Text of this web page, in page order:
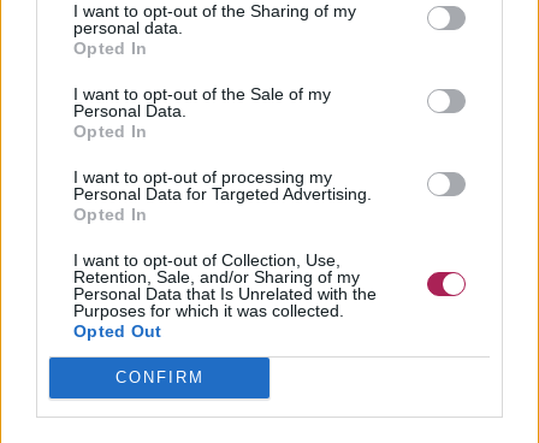
I want to opt-out of the Sharing of my
personal data.
Opted In
I want to opt-out of the Sale of my
Personal Data.
Opted In
I want to opt-out of processing my
Personal Data for Targeted Advertising.
Opted In
I want to opt-out of Collection, Use,
Retention, Sale, and/or Sharing of my
Personal Data that Is Unrelated with the
Purposes for which it was collected.
Opted Out
CONFIRM
originale, ce blond aux reflets rosés est un excellent choix.
Les côtés et l’arrière sont
, ce qui crée une ligne nette et
marquée. Le dessus est laissé un peu plus long, avec des
mèches effilées que vous pouvez recoiffer simplement avec
vos doigts.
Les tons chauds apportent une douceur qui équilibre le côté
radical de la coupe. Pour l’entretien, c’est un vrai bonheur :
vous pouvez laver vos cheveux et les laisser sécher tout
mèches.
C’est un style léger et aérien, idéal si vous saturez de
l’entretien des cheveux longs. Avec une chemise oversize,
ce look minimaliste crée une allure vraiment harmonieuse.